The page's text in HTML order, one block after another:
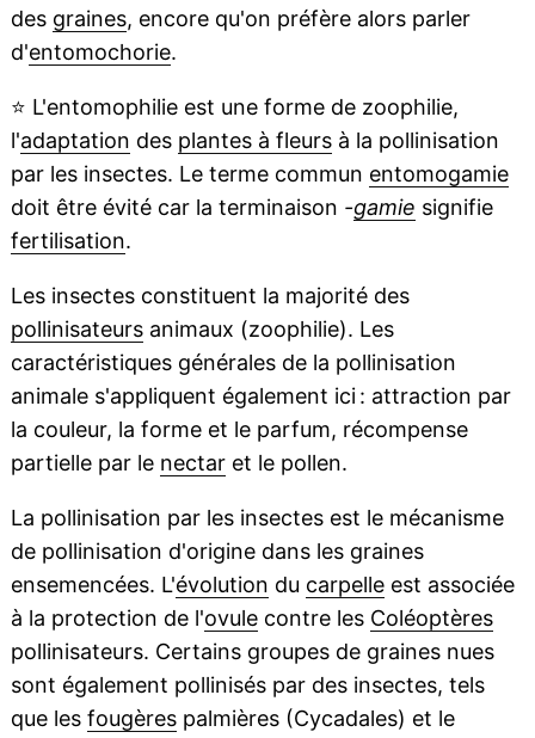
des graines, encore qu'on préfère alors parler
d'entomochorie.
⭐ L'entomophilie est une forme de zoophilie,
l'adaptation des plantes à fleursà la pollinisation
par les insectes. Le terme commun entomogamie
doit être évité car la terminaison -gamie signifie
fertilisation.
Les insectes constituent la majorité des
pollinisateursanimaux (zoophilie). Les
caractéristiques générales de la pollinisation
animale s'appliquent également ici : attraction par
la couleur, la forme et le parfum, récompense
partielle par le nectaret le pollen.
La pollinisation par les insectes est le mécanisme
de pollinisation d'origine dans les graines
ensemencées. L'évolution du carpelleest associée
à la protection de l'ovulecontre les Coléoptères
pollinisateurs. Certains groupes de graines nues
sont également pollinisés par des insectes, tels
que les fougèrespalmières (Cycadales) et le